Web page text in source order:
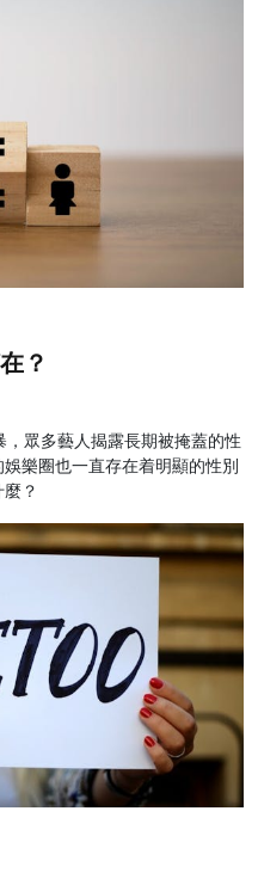
？
眾多藝人揭露長期被掩蓋的性
樂圈也一直存在着明顯的性別
？